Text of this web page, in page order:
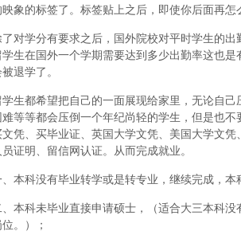
映象的标签了。标签贴上之后，即使你后面再怎
了对学分有要求之后，国外院校对平时学生的
学生在国外一个学期需要达到多少出勤率这也
退学了。
学生都希望把自己的一面展现给家里，无论自
难等等都会压倒一个年纪尚轻的学生，但是也
文凭、买毕业证、英国大学文凭、美国大学文
员证明、留信网认证。从而完成就业。
、本科没有毕业转学或是转专业，继续完成，
、本科未毕业直接申请硕士，（适合大三本科
位。）；